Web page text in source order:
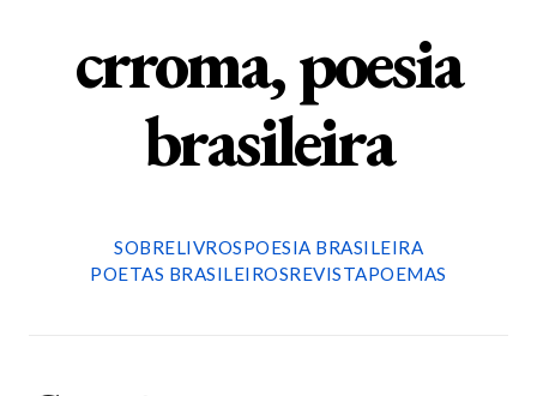
crroma, poesia
brasileira
SOBRELIVROSPOESIA BRASILEIRA
POETAS BRASILEIROSREVISTAPOEMAS